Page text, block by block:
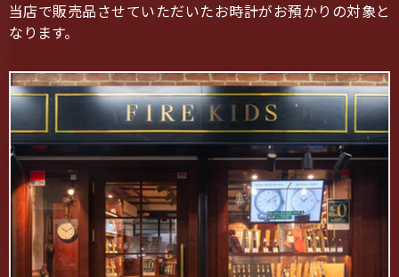
当店で販売品させていただいたお時計がお預かりの対象と
なります。